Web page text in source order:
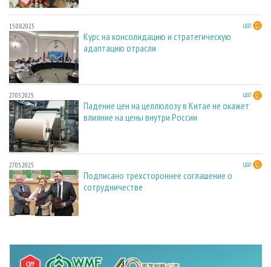
15.08.2025 ЦБП
Курс на консолидацию и стратегическую
адаптацию отрасли
27.05.2025 ЦБП
Падение цен на целлюлозу в Китае не окажет
влияние на цены внутри России
27.05.2025 ЦБП
Подписано трехстороннее соглашение о
сотрудничестве